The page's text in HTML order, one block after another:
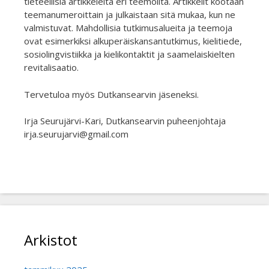
teemanumeroittain ja julkaistaan sitä mukaa, kun ne
valmistuvat. Mahdollisia tutkimusalueita ja teemoja
ovat esimerkiksi alkuperäiskansantutkimus, kielitiede,
sosiolingvistiikka ja kielikontaktit ja saamelaiskielten
revitalisaatio.
Tervetuloa myös Dutkansearvin jäseneksi.
Irja Seurujärvi-Kari, Dutkansearvin puheenjohtaja
irja.seurujarvi@gmail.com
Arkistot